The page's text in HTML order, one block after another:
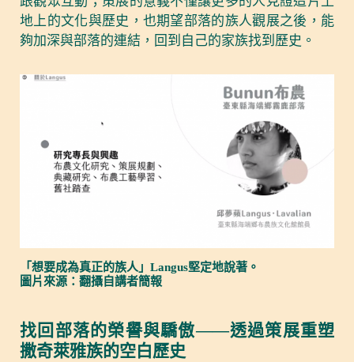
地上的文化與歷史，也期望部落的族人觀展之後，能
夠加深與部落的連結，回到自己的家族找到歷史。
「想要成為真正的族人」Langus堅定地說著。
圖片來源：翻攝自講者簡報
找回部落的榮譽與驕傲——透過策展重塑
撒奇萊雅族的空白歷史